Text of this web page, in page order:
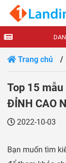
Trang chủ
Top 15
ĐỈNH CAO
2022-10-03
Bạn muốn tìm